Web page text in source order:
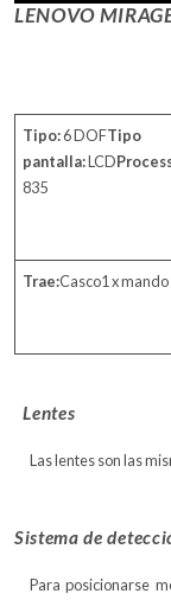
LENOVO
Tipo:6 DOFTipo
pantalla:LCD
835
Trae:Casco1 x
Lentes
Las lentes son las
Sistema de
Para posicionarse